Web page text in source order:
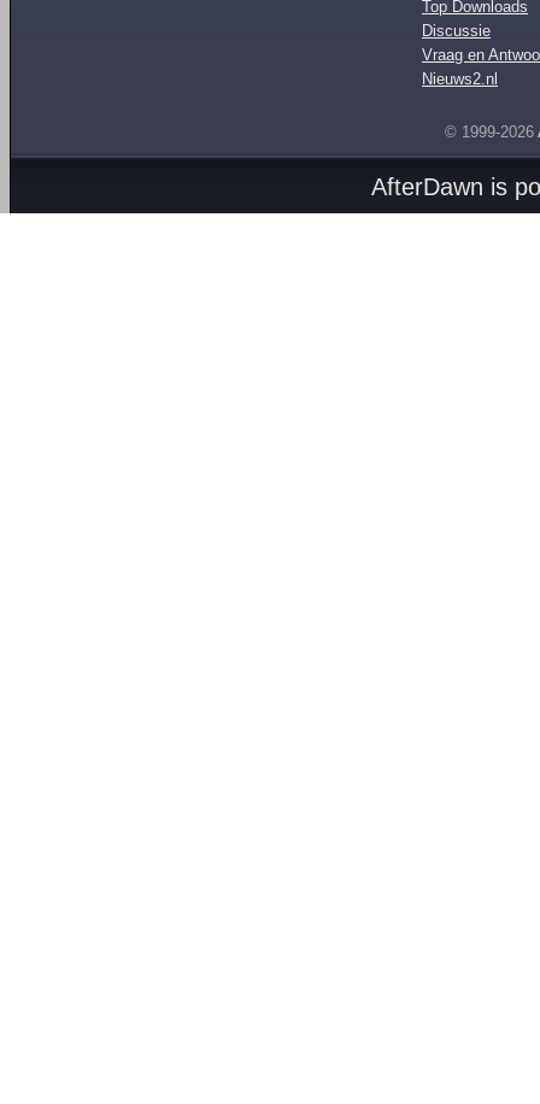
Top Downloads
Discussie
Vraag en
Nieuws2.nl
© 1999-2026
AfterDawn is